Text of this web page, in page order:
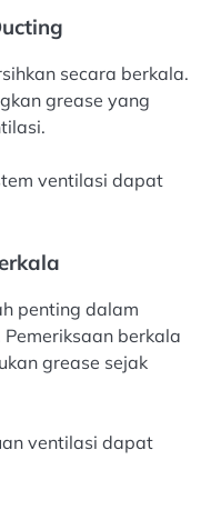
secara berkala.
grease yang
ventilasi dapat
penting dalam
berkala
grease sejak
ventilasi dapat